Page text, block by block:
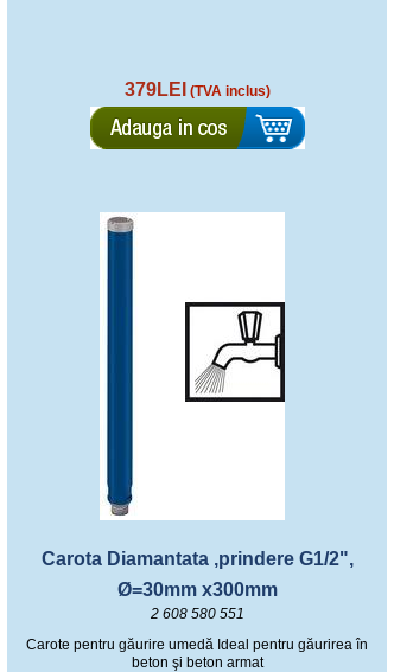
379LEI (TVA inclus)
Carota Diamantata ,prindere G1/2",
Ø=30mm x300mm
2 608 580 551
Carote pentru găurire umedă Ideal pentru găurirea în
beton şi beton armat